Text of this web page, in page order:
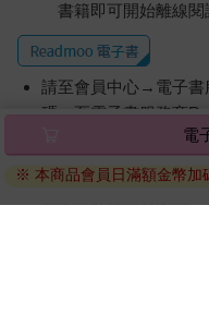
書籍即可開始離線閱
請至會員中心→電子書
碼』至電子書服務商
因版權保護，您在金石
的閱讀軟體開啟閱讀
電
※ 本商品會員日滿額金幣加